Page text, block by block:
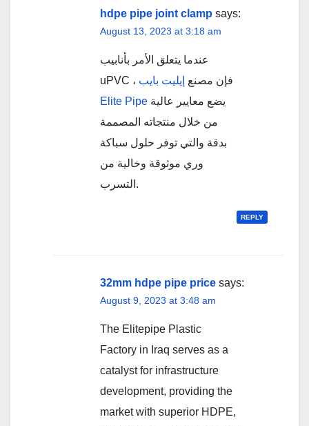
hdpe pipe joint clamp says:
August 13, 2023 at 3:18 am
عندما يتعلق الأمر بأنابيب
uPVC ، فإن مصنع إيليت بايب
Elite Pipe
من خلال منتجاته المصممة
بدقة والتي توفر حلول سباكة
وري موثوقة وخالية من
التسرب.
REPLY
32mm hdpe pipe price says:
August 9, 2023 at 3:48 am
The Elitepipe Plastic
Factory in Iraq serves as a
catalyst for infrastructure
development, providing the
market with superior HDPE,